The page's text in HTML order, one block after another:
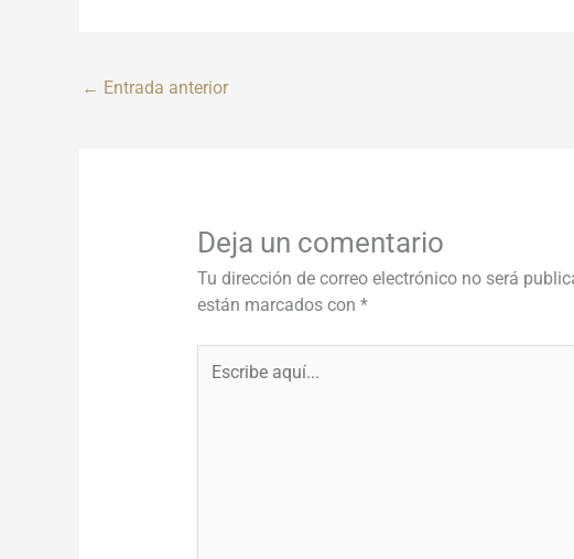
← Entrada anterior
Deja un comentario
Tu dirección de correo electrónico no será
están marcados con *
aquí...